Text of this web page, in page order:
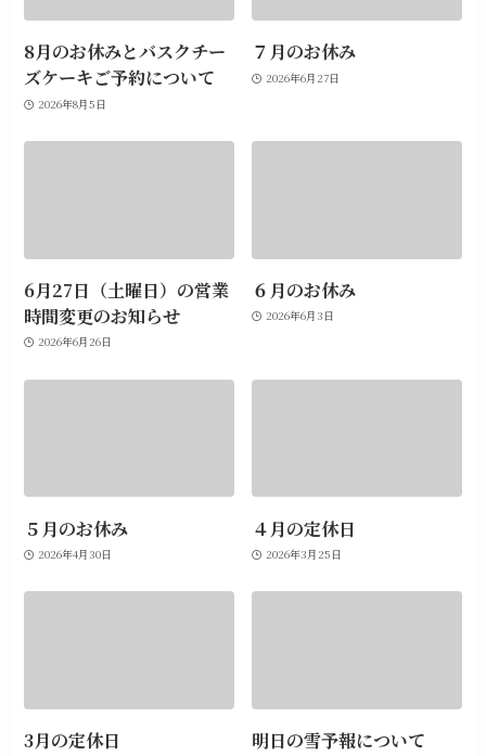
8月のお休みとバスクチー
ズケーキご予約について
2026年8月5日
７月のお休み
2026年6月27日
6月27日（土曜日）の営業
時間変更のお知らせ
2026年6月26日
６月のお休み
2026年6月3日
５月のお休み
2026年4月30日
４月の定休日
2026年3月25日
3月の定休日 明日の雪予報について